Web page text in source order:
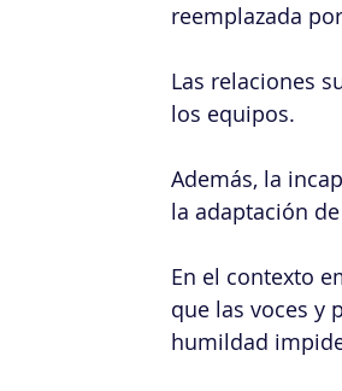
reemplazada
Las relaciones
los equipos.
Además, la
la adaptación
En el contexto
que las voces y
humildad